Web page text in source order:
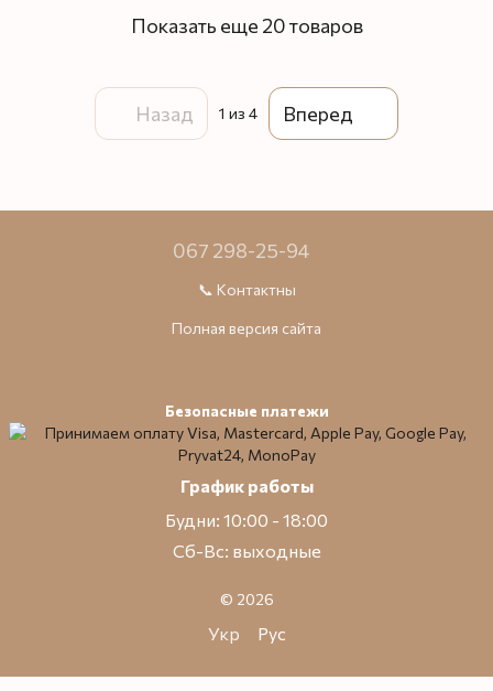
Показать еще 20 товаров
Назад 1 из 4 Вперед
067 298-25-94
📞 Контактны
Полная версия сайта
Безопасные платежи
График работы
Будни: 10:00 - 18:00
Сб-Вс: выходные
© 2026
Укр Рус